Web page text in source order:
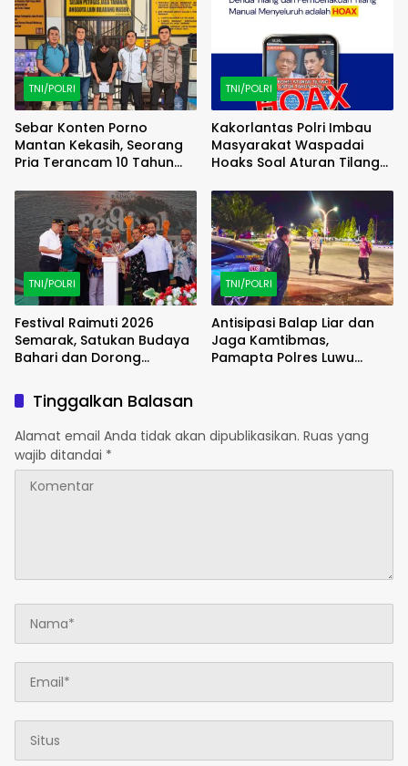
TNI/POLRI
Sebar Konten Porno
Mantan Kekasih, Seorang
Pria Terancam 10 Tahun
TNI/POLRI
Kakorlantas Polri Imbau
Masyarakat Waspadai
Hoaks Soal Aturan Tilang
TNI/POLRI
Festival Raimuti 2026
Semarak, Satukan Budaya
Bahari dan Dorong
TNI/POLRI
Antisipasi Balap Liar dan
Jaga Kamtibmas,
Pamapta Polres Luwu
Tinggalkan Balasan
Alamat email Anda tidak akan dipublikasikan. Ruas yang
wajib ditandai *